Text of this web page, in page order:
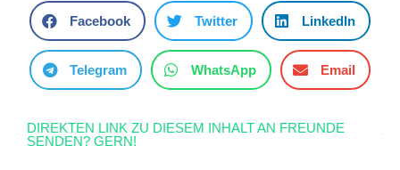
Facebook Twitter LinkedIn
Telegram WhatsApp Email
DIREKTEN LINK ZU DIESEM INHALT AN FREUNDE
SENDEN? GERN!